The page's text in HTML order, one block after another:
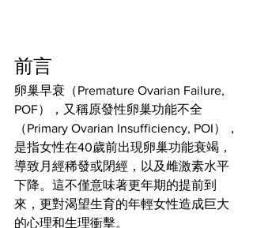
前言
卵巢早衰（Premature Ovarian Failure,
POF），又稱原發性卵巢功能不全
（Primary Ovarian Insufficiency, POI），
是指女性在40歲前出現卵巢功能衰竭，
導致月經稀發或閉經，以及雌激素水平
下降。這不僅意味著更年期的提前到
來，更對渴望生育的年輕女性造成巨大
的心理和生理衝擊。